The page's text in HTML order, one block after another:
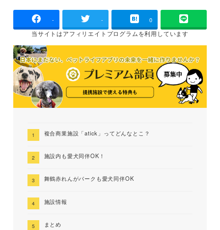
- - 0
当サイトはアフィリエイトプログラムを利用しています
複合商業施設「atick」ってどんなとこ？
施設内も愛犬同伴OK！
舞鶴赤れんがパークも愛犬同伴OK
施設情報
まとめ